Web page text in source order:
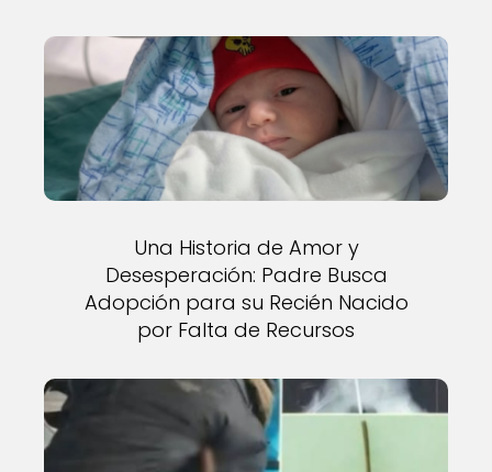
Una Historia de Amor y
Desesperación: Padre Busca
Adopción para su Recién Nacido
por Falta de Recursos